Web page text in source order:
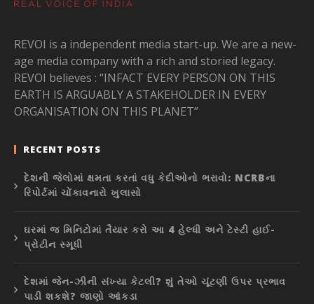
REVOI is a independent media start-up. We are a new-
age media company with a rich and storied legacy.
REVOI believes : “INFACT EVERY PERSON ON THIS
EARTH IS ARGUABLY A STAKEHOLDER IN EVERY
ORGANISATION ON THIS PLANET”
RECENT POSTS
દેશની જેલોમાં ક્ષમતા કરતાં વધુ કેદીઓનો ભરાવો: NCRBના
રિપોર્ટમાં ચોંકાવનારો ખુલાસો
ઘરમાં જ મિનિટોમાં તૈયાર કરો આ 4 હેલ્ધી અને ટેસ્ટી હાઈ-
પ્રોટીન સ્મૂધી
દેશમાં જેન-ઝીની સંખ્યા કેટલી? શું તેઓ ચૂંટણી ઉપર પ્રભાવ
પાડી શકશે? જાણો આંકડા